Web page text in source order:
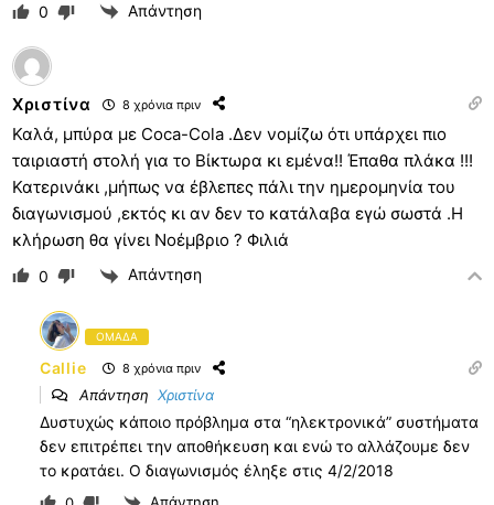
0 Απάντηση
Χριστίνα 8 χρόνια πριν
Καλά, μπύρα με Coca-Cola .Δεν νομίζω ότι υπάρχει πιο
ταιριαστή στολή για το Βίκτωρα κι εμένα!! Έπαθα πλάκα !!!
Κατερινάκι ,μήπως να έβλεπες πάλι την ημερομηνία του
διαγωνισμού ,εκτός κι αν δεν το κατάλαβα εγώ σωστά .Η
κλήρωση θα γίνει Νοέμβριο ? Φιλιά
0 Απάντηση
ΟΜΑΔΑ
Callie 8 χρόνια πριν
Απάντηση Χριστίνα
Δυστυχώς κάποιο πρόβλημα στα “ηλεκτρονικά” συστήματα
δεν επιτρέπει την αποθήκευση και ενώ το αλλάζουμε δεν
το κρατάει. Ο διαγωνισμός έληξε στις 4/2/2018
Απάντηση